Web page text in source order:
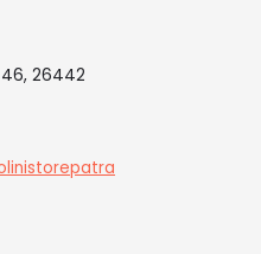
46, 26442